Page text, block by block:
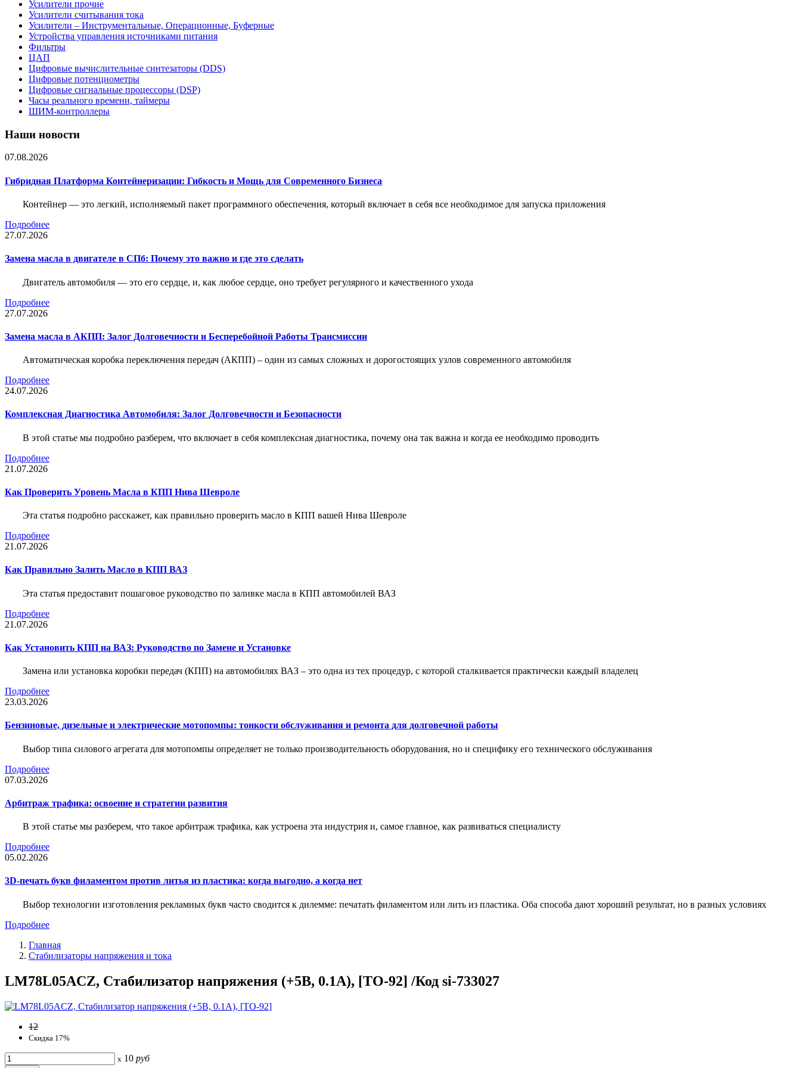
Усилители прочие
Усилители считывания тока
Усилители – Инструментальные, Операционные, Буферные
Устройства управления источниками питания
Фильтры
ЦАП
Цифровые вычислительные синтезаторы (DDS)
Цифровые потенциометры
Цифровые сигнальные процессоры (DSP)
Часы реального времени, таймеры
ШИМ-контроллеры
Наши новости
07.08.2026
Гибридная Платформа Контейнеризации: Гибкость и Мощь для Современного Бизнеса
Контейнер — это легкий, исполняемый пакет программного обеспечения, который включает в себя все необходимое для запуска приложения
Подробнее
27.07.2026
Замена масла в двигателе в СПб: Почему это важно и где это сделать
Двигатель автомобиля — это его сердце, и, как любое сердце, оно требует регулярного и качественного ухода
Подробнее
27.07.2026
Замена масла в АКПП: Залог Долговечности и Бесперебойной Работы Трансмиссии
Автоматическая коробка переключения передач (АКПП) – один из самых сложных и дорогостоящих узлов современного автомобиля
Подробнее
24.07.2026
Комплексная Диагностика Автомобиля: Залог Долговечности и Безопасности
В этой статье мы подробно разберем, что включает в себя комплексная диагностика, почему она так важна и когда ее необходимо проводить
Подробнее
21.07.2026
Как Проверить Уровень Масла в КПП Нива Шевроле
Эта статья подробно расскажет, как правильно проверить масло в КПП вашей Нива Шевроле
Подробнее
21.07.2026
Как Правильно Залить Масло в КПП ВАЗ
Эта статья предоставит пошаговое руководство по заливке масла в КПП автомобилей ВАЗ
Подробнее
21.07.2026
Как Установить КПП на ВАЗ: Руководство по Замене и Установке
Замена или установка коробки передач (КПП) на автомобилях ВАЗ – это одна из тех процедур, с которой сталкивается практически каждый владелец
Подробнее
23.03.2026
Бензиновые, дизельные и электрические мотопомпы: тонкости обслуживания и ремонта для долговечной работы
Выбор типа силового агрегата для мотопомпы определяет не только производительность оборудования, но и специфику его технического обслуживания
Подробнее
07.03.2026
Арбитраж трафика: освоение и стратегии развития
В этой статье мы разберем, что такое арбитраж трафика, как устроена эта индустрия и, самое главное, как развиваться специалисту
Подробнее
05.02.2026
3D-печать букв филаментом против литья из пластика: когда выгодно, а когда нет
Выбор технологии изготовления рекламных букв часто сводится к дилемме: печатать филаментом или лить из пластика. Оба способа дают хороший результат, но в разных условиях
Подробнее
Главная
Стабилизаторы напряжения и тока
LM78L05ACZ, Cтабилизатор напряжения (+5В, 0.1А), [TO-92] /Код si-733027
12
Скидка 17%
x 10 руб